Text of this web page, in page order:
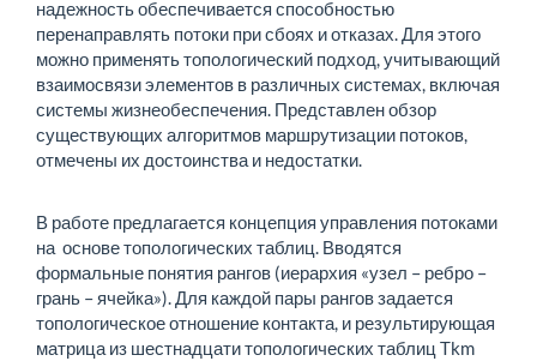
надежность обеспечивается способностью
перенаправлять потоки при сбоях и отказах. Для этого
можно применять топологический подход, учитывающий
взаимосвязи элементов в различных системах, включая
системы жизнеобеспечения. Представлен обзор
существующих алгоритмов маршрутизации потоков,
отмечены их достоинства и недостатки.
В работе предлагается концепция управления потоками
на основе топологических таблиц. Вводятся
формальные понятия рангов (иерархия «узел – ребро –
грань – ячейка»). Для каждой пары рангов задается
топологическое отношение контакта, и результирующая
матрица из шестнадцати топологических таблиц Tkm